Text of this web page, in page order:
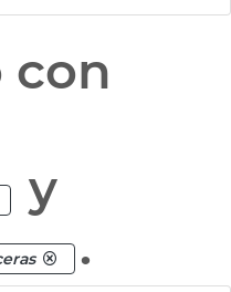
con
y
.